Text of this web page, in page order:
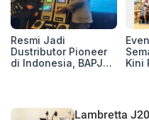
Resmi Jadi
Dustributor Pioneer
di Indonesia, BAPJ
Kini
Lambretta